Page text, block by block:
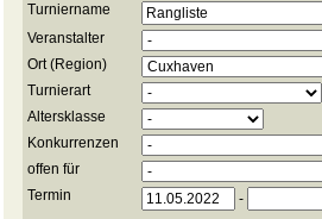
Turniername
Veranstalter
Ort (Region)
Turnierart
Altersklasse
Konkurrenzen
offen für
Termin
-